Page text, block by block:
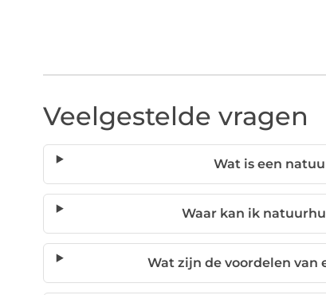
Veelgestelde vragen
Wat is een
Waar kan ik
Wat zijn de voordelen van